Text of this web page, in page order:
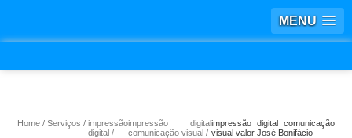
MENU
Home Serviços
impressão
digital
impressão digital
comunicação visual
impressão digital comunicação
visual valor José Bonifácio